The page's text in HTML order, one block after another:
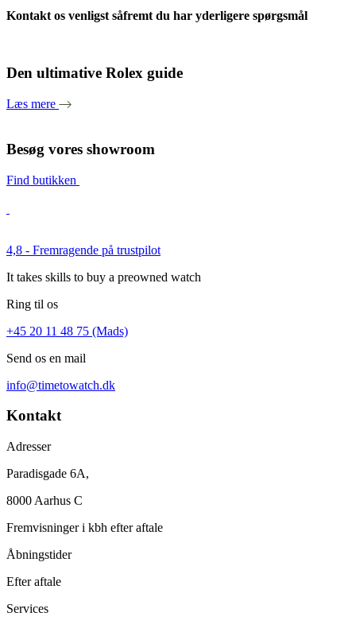
Kontakt os venligst såfremt du har yderligere spørgsmål
Den ultimative Rolex guide
Læs mere
Besøg vores showroom
Find butikken
4,8 - Fremragende på trustpilot
It takes skills to buy a preowned watch
Ring til os
+45 20 11 48 75 (Mads)
Send os en mail
info@timetowatch.dk
Kontakt
Adresser
Paradisgade 6A,
8000 Aarhus C
Fremvisninger i kbh efter aftale
Åbningstider
Efter aftale
Services